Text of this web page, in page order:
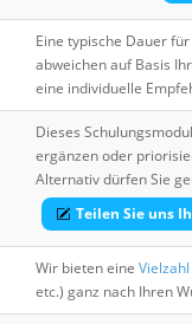
Eine typische Dauer
abweichen auf Basis
eine individuelle
Dieses
ergänzen oder
Alternativ dürfen Sie
Teilen Sie uns
Wir bieten eine
etc.) ganz nach Ihren